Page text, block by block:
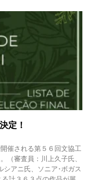
定！
催される第５６回文協工
（審査員：川上久子氏、
シアニ氏、ソニア･ボガス